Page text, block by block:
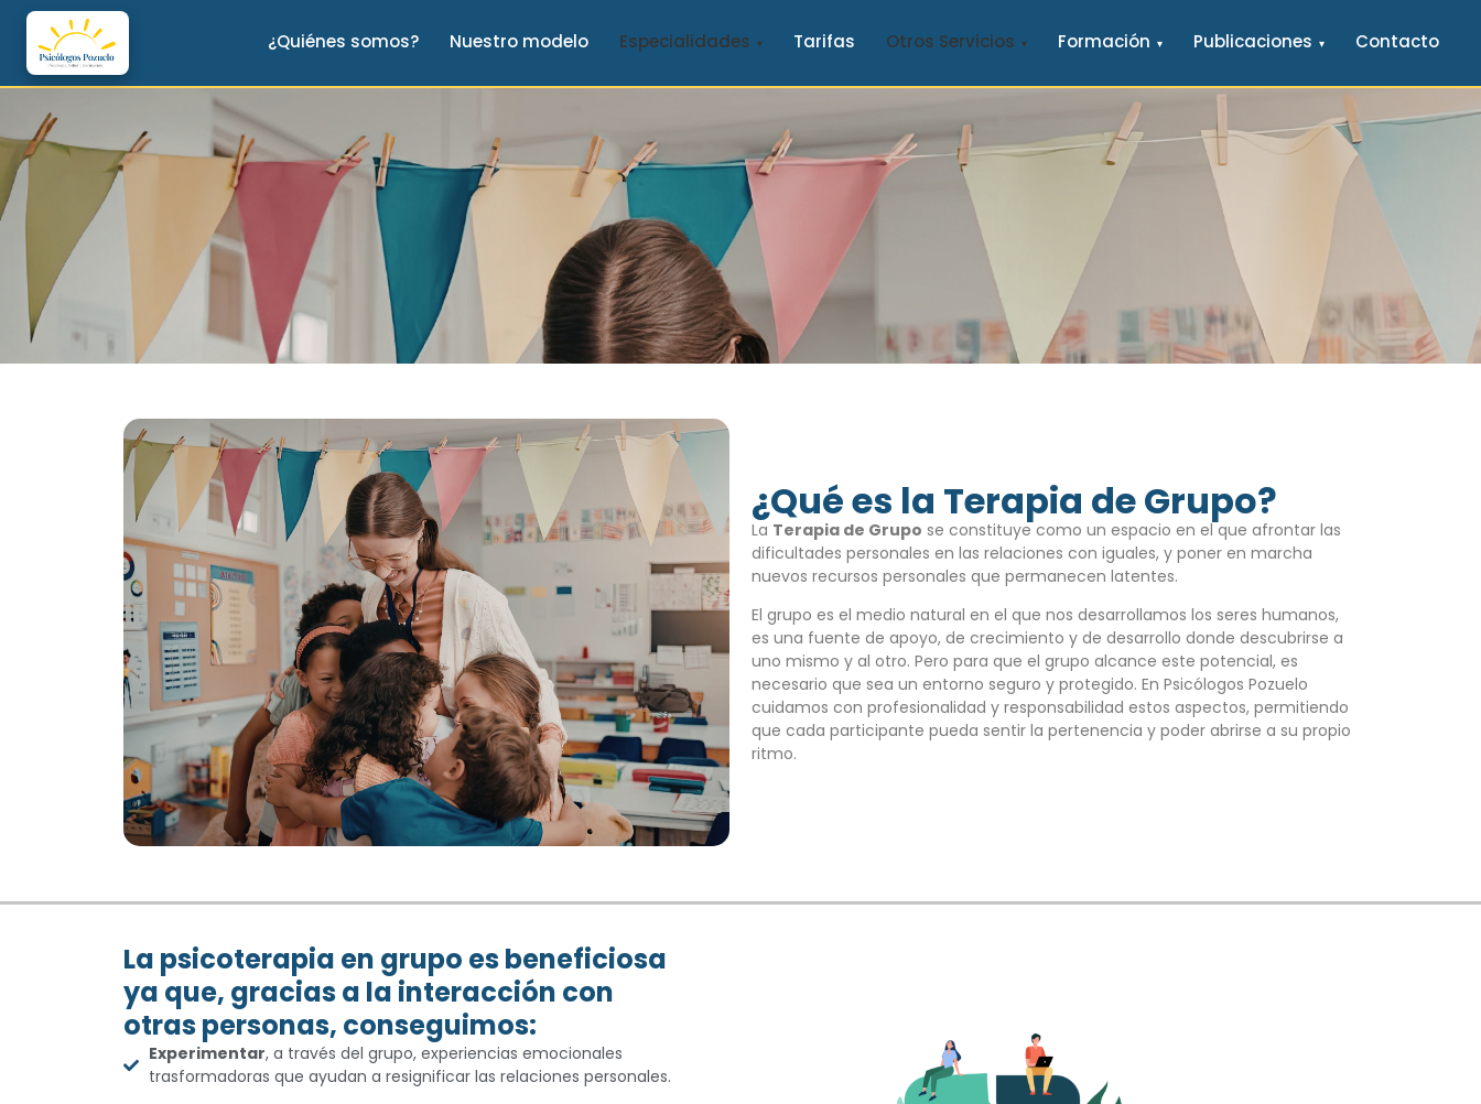
¿Quiénes somos? Nuestro modelo Especialidades Tarifas Otros Servicios Formación Publicaciones Contacto
¿Qué es la Terapia de Grupo?
La Terapia de Grupo se constituye como un espacio en el que afrontar las
dificultades personales en las relaciones con iguales, y poner en marcha
nuevos recursos personales que permanecen latentes.
El grupo es el medio natural en el que nos desarrollamos los seres humanos,
es una fuente de apoyo, de crecimiento y de desarrollo donde descubrirse a
uno mismo y al otro. Pero para que el grupo alcance este potencial, es
necesario que sea un entorno seguro y protegido. En Psicólogos Pozuelo
cuidamos con profesionalidad y responsabilidad estos aspectos, permitiendo
que cada participante pueda sentir la pertenencia y poder abrirse a su propio
ritmo.
La psicoterapia en grupo es beneficiosa
ya que, gracias a la interacción con
otras personas, conseguimos:
Experimentar, a través del grupo, experiencias emocionales
trasformadoras que ayudan a resignificar las relaciones personales.